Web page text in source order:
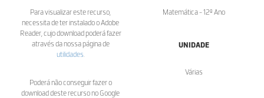
Para visualizar este recurso,
necessita de ter instalado o Adobe
Reader, cujo download poderá fazer
através da nossa página de
utilidades
Poderá não conseguir fazer o
download deste recurso no Google
Matemática - 12º Ano
UNIDADE
Várias